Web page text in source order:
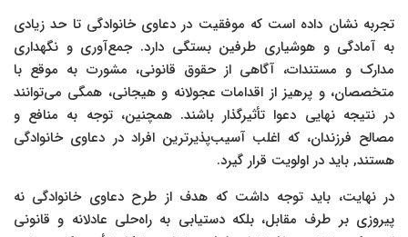
تجربه نشان داده است که موفقیت در دعاوی خانوادگی تا حد زیادی
به آمادگی و هوشیاری طرفین بستگی دارد. جمع‌آوری و نگهداری
مدارک و مستندات، آگاهی از حقوق قانونی، مشورت به موقع با
متخصصان، و پرهیز از اقدامات عجولانه و هیجانی، همگی می‌توانند
در نتیجه نهایی دعوا تأثیرگذار باشند. همچنین، توجه به منافع و
مصالح فرزندان، که اغلب آسیب‌پذیرترین افراد در دعاوی خانوادگی
هستند, باید در اولویت قرار گیرد.
در نهایت، باید توجه داشت که هدف از طرح دعاوی خانوادگی نه
پیروزی بر طرف مقابل، بلکه دستیابی به راه‌حلی عادلانه و قانونی